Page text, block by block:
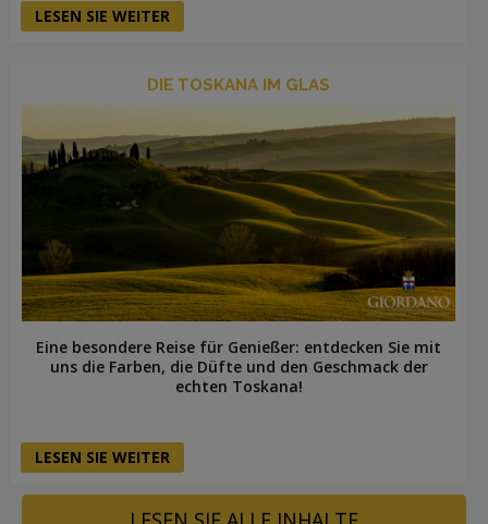
LESEN SIE WEITER
DIE TOSKANA IM GLAS
Eine besondere Reise für Genießer: entdecken Sie mit
uns die Farben, die Düfte und den Geschmack der
echten Toskana!
LESEN SIE WEITER